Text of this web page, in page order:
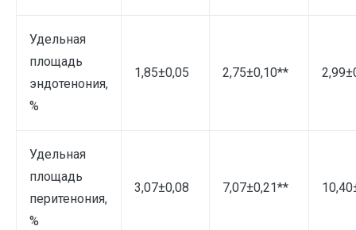
Удельная
площадь
эндотенония,
%
1,85±0,05 2,75±0,10**
Удельная
площадь
перитенония,
%
3,07±0,08 7,07±0,21**